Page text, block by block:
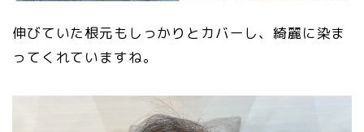
伸びていた根元もしっかりとカバーし、綺麗に染ま
ってくれていますね。